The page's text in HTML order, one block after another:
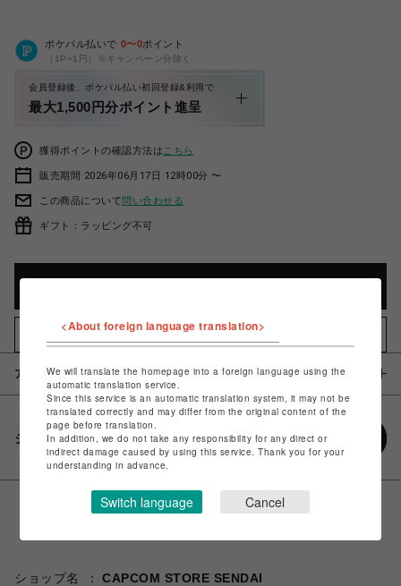
ポケパル払いで 0〜0ポイント
（1P=1円）※キャンペーン分除く
会員登録後、ポケパル払い初回登録&利用で
最大1,500円分ポイント進呈
獲得ポイントの確認方法は こちら
販売期間 2026年06月17日 12時00分 〜
この商品について問い合わせる
ギフト：ラッピング不可
お気に入りアイテムに追加
アイテム説明 / 素材
シェアする
ショップ名
CAPCOM STORE SENDAI
<About foreign language translation>
We will translate the homepage into a foreign language using the
automatic translation service.
Since this service is an automatic translation system, it may not be
translated correctly and may differ from the original content of the
page before translation.
In addition, we do not take any responsibility for any direct or
indirect damage caused by using this service. Thank you for your
understanding in advance.
Switch language Cancel